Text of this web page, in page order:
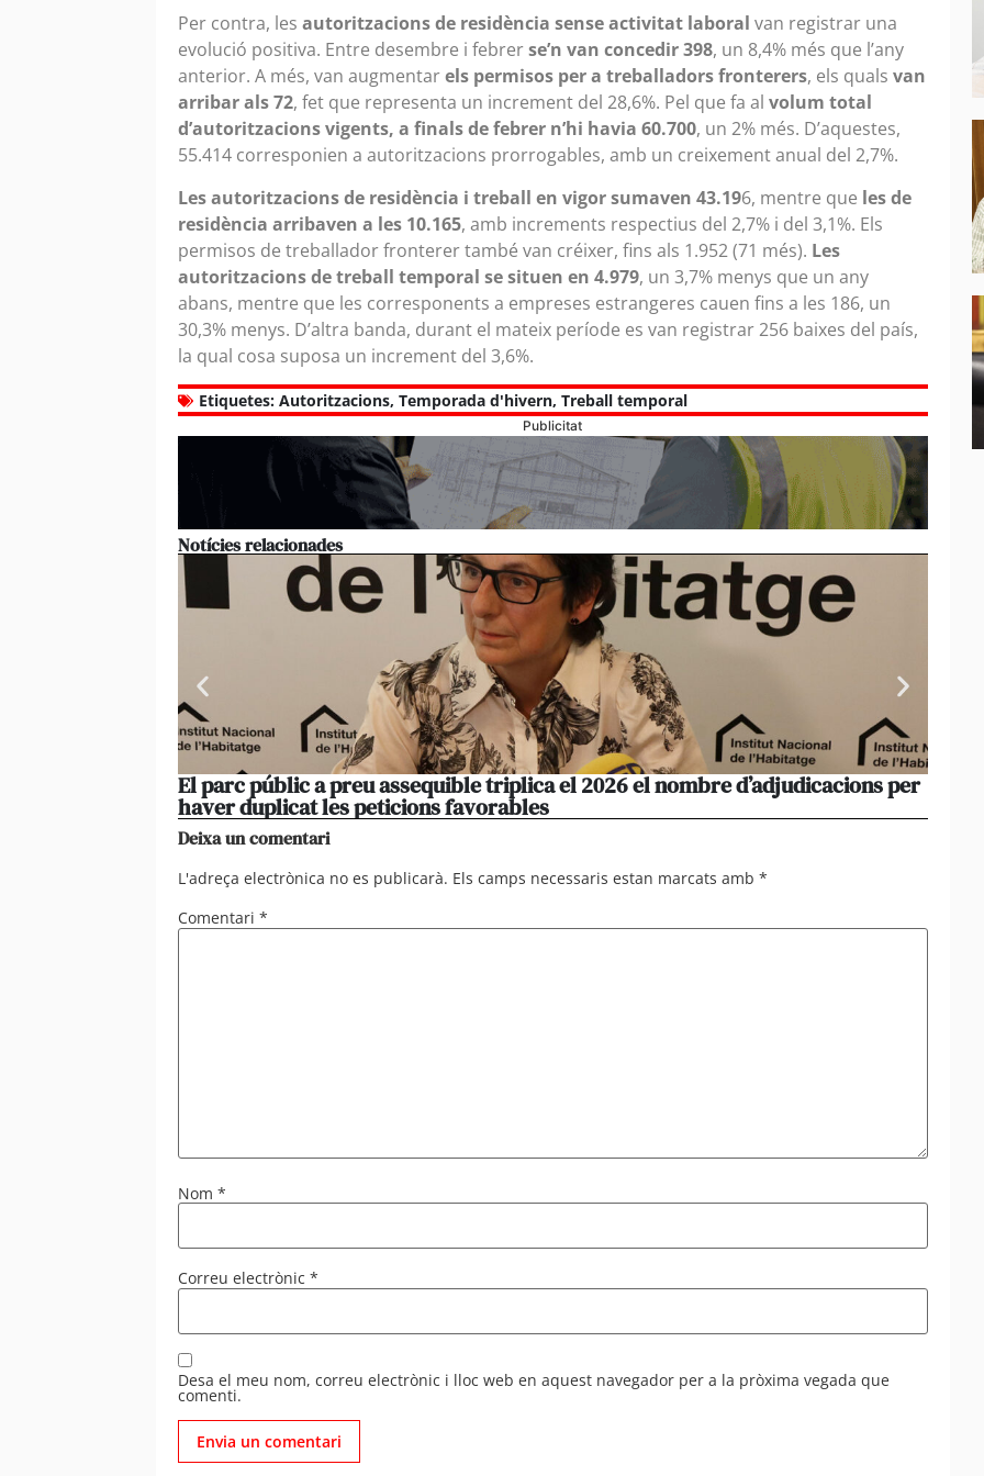
Per contra, les autoritzacions de residència sense activitat laboral van registrar una
evolució positiva. Entre desembre i febrerse’n van concedir 398, un 8,4% més que l’any
anterior. A més, van augmentarels permisos per a treballadors fronterers, els quals van
arribar als 72, fet que representa un increment del 28,6%. Pel que fa al volum total
d’autoritzacions vigents, a finals de febrer n’hi havia 60.700, un 2% més. D’aquestes,
55.414 corresponien a autoritzacions prorrogables, amb un creixement anual del 2,7%.
Les autoritzacions de residència i treball en vigor sumaven 43.196, mentre que les de
residència arribaven a les 10.165, amb increments respectius del 2,7% i del 3,1%. Els
permisos de treballador fronterer també van créixer, fins als 1.952 (71 més). Les
autoritzacions de treball temporal se situen en 4.979, un 3,7% menys que un any
abans, mentre que les corresponents a empreses estrangeres cauen fins a les 186, un
30,3% menys. D’altra banda, durant el mateix període es van registrar 256 baixes del país,
la qual cosa suposa un increment del 3,6%.
Etiquetes: Autoritzacions, Temporada d'hivern, Treball temporal
Publicitat
Notícies relacionades
El parc públic a preu assequible triplica el 2026 el nombre d’adjudicacions per
haver duplicat les peticions favorables
La
Deixa un comentari
L'adreça electrònica no es publicarà. Els camps necessaris estan marcats amb *
Comentari *
Nom *
Correu electrònic *
Desa el meu nom, correu electrònic i lloc web en aquest navegador per a la pròxima vegada que
comenti.